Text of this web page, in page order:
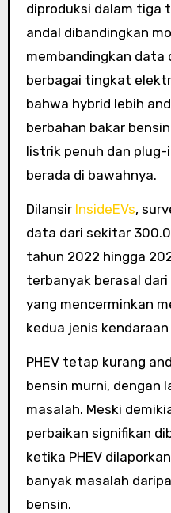
diproduksi dalam tiga
andal dibandingkan
membandingkan data
berbagai tingkat
bahwa hybrid lebih
berbahan bakar
listrik penuh dan plug-
berada di bawahnya.
Dilansir InsideEVs,
data dari sekitar
tahun 2022 hingga
terbanyak berasal dari
yang mencerminkan
kedua jenis kendaraan
PHEV tetap kurang
bensin murni, dengan
masalah. Meski
perbaikan signifikan
ketika PHEV
banyak masalah
bensin.